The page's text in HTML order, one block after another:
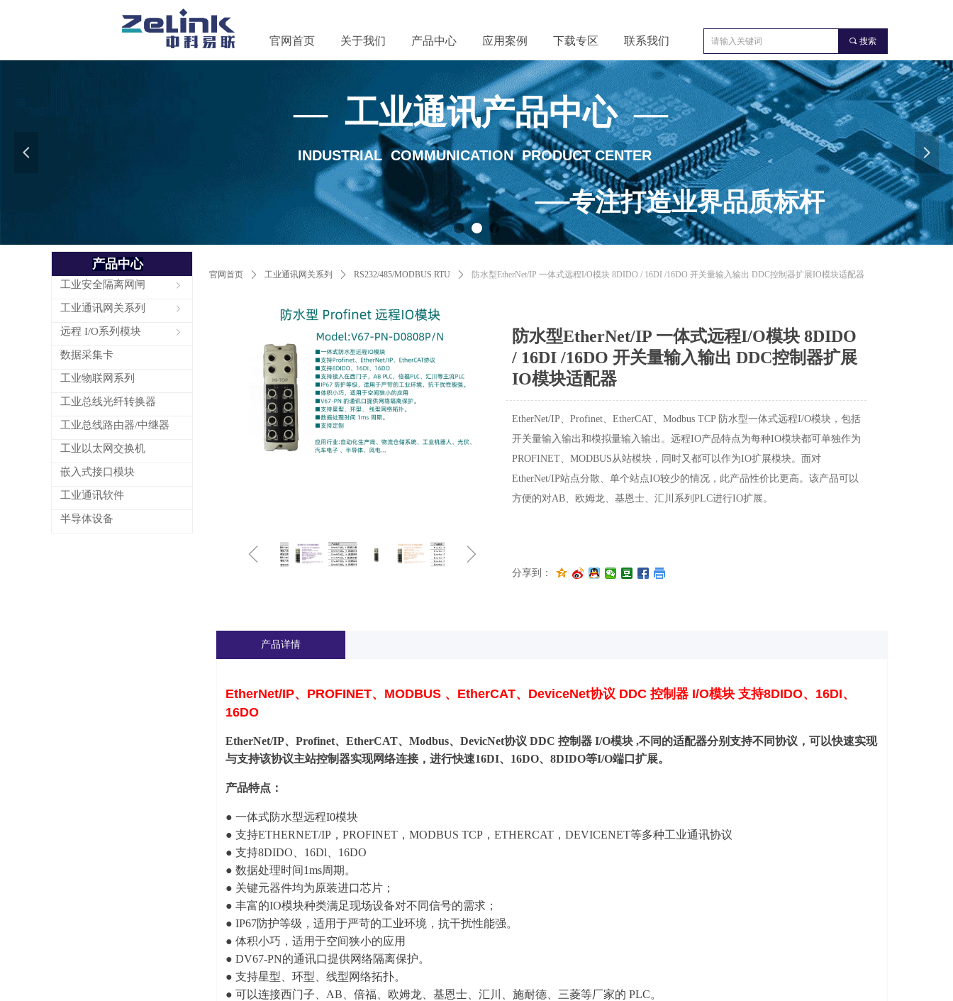
끠 搜索
— 工业通讯产品中心 —
INDUSTRIAL COMMUNICATION PRODUCT CENTER
—专注打造业界品质标杆
넳 넲
官网首页 关于我们 产品中心 应用案例 下载专区 联系我们
官网首页 ꄲ 工业通讯网关系列 ꄲ RS232/485/MODBUS RTU ꄲ 防水型EtherNet/IP 一体式远程I/O模块 8DIDO / 16DI /16DO 开关量输入输出 DDC控制器扩展IO模块适配器
ꁆ ꁇ
EtherNet/IP、Profinet、EtherCAT、Modbus TCP 防水型一体式远程I/O模块，包括
开关量输入输出和模拟量输入输出。远程IO产品特点为每种IO模块都可单独作为
PROFINET、MODBUS从站模块，同时又都可以作为IO扩展模块。面对
EtherNet/IP站点分散、单个站点IO较少的情况，此产品性价比更高。该产品可以
方便的对AB、欧姆龙、基恩士、汇川系列PLC进行IO扩展。
防水型EtherNet/IP 一体式远程I/O模块 8DIDO
/ 16DI /16DO 开关量输入输出 DDC控制器扩展
IO模块适配器
产品详情
EtherNet/IP、PROFINET、MODBUS 、EtherCAT、DeviceNet协议 DDC 控制器 I/O模块 支持8DIDO、16DI、
16DO
EtherNet/IP、Profinet、EtherCAT、Modbus、DevicNet协议 DDC 控制器 I/O模块 ,不同的适配器分别支持不同协议，可以快速实现
与支持该协议主站控制器实现网络连接，进行快速16DI、16DO、8DIDO等I/O端口扩展。
产品特点：
● 一体式防水型远程I0模块
● 支持ETHERNET/IP，PROFINET，MODBUS TCP，ETHERCAT，DEVICENET等多种工业通讯协议
● 支持8DIDO、16Dl、16DO
● 数据处理时间1ms周期。
● 关键元器件均为原装进口芯片；
● 丰富的IO模块种类满足现场设备对不同信号的需求；
● IP67防护等级，适用于严苛的工业环境，抗干扰性能强。
● 体积小巧，适用于空间狭小的应用
● DV67-PN的通讯口提供网络隔离保护。
● 支持星型、环型、线型网络拓扑。
● 可以连接西门子、AB、倍福、欧姆龙、基恩士、汇川、施耐德、三菱等厂家的 PLC。
分享到：
全部分类
ꁇ
工业安全隔离网闸
ꁇ
工业通讯网关系列
ꁇ
远程 I/O系列模块
数据采集卡
工业物联网系列
工业总线光纤转换器
工业总线路由器/中继器
工业以太网交换机
嵌入式接口模块
工业通讯软件
半导体设备
产品中心